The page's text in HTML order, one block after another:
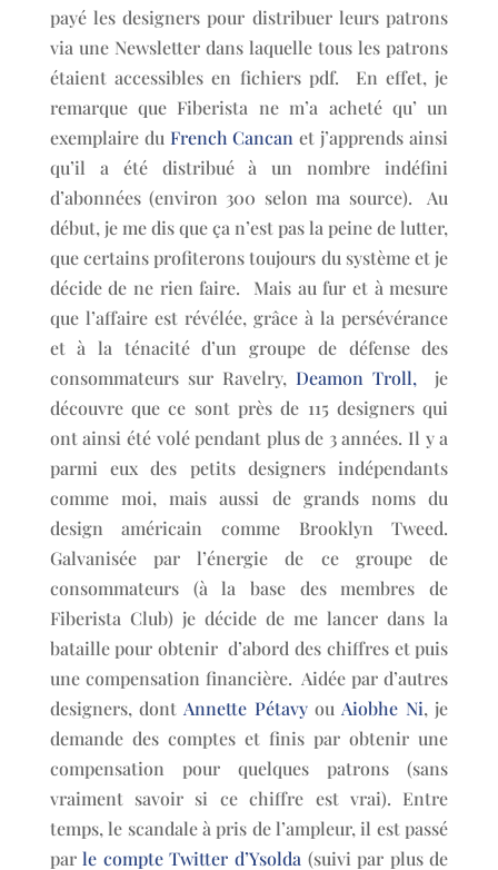
payé les designers pour distribuer leurs patrons
via une Newsletter dans laquelle tous les patrons
étaient accessibles en fichiers pdf. En effet, je
remarque que Fiberista ne m’a acheté qu’ un
exemplaire du French Cancanet j’apprends ainsi
qu’il a été distribué à un nombre indéfini
d’abonnées (environ 300 selon ma source). Au
début, je me dis que ça n’est pas la peine de lutter,
que certains profiterons toujours du système et je
décide de ne rien faire. Mais au fur et à mesure
que l’affaire est révélée, grâce à la persévérance
et à la ténacité d’un groupe de défense des
consommateurs sur Ravelry, Deamon Troll,
je
découvre que ce sont près de 115 designers qui
ont ainsi été volé pendant plus de 3 années. Il y a
parmi eux des petits designers indépendants
comme moi, mais aussi de grands noms du
design américain comme Brooklyn Tweed.
Galvanisée par l’énergie de ce groupe de
consommateurs (à la base des membres de
Fiberista Club) je décide de me lancer dans la
bataille pour obtenir d’abord des chiffres et puis
une compensation financière. Aidée par d’autres
designers, dont Annette Pétavyou Aiobhe Ni, je
demande des comptes et finis par obtenir une
compensation pour quelques patrons (sans
vraiment savoir si ce chiffre est vrai). Entre
temps, le scandale à pris de l’ampleur, il est passé
parle compte Twitter d’Ysolda (suivi par plus de